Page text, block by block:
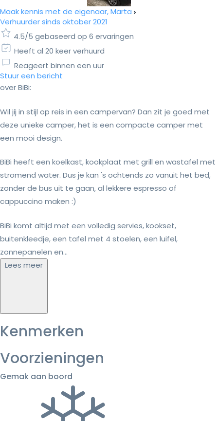
Maak kennis met de eigenaar, Marta
Verhuurder sinds oktober 2021
4.5/5 gebaseerd op 6 ervaringen
Heeft al 20 keer verhuurd
Reageert binnen een uur
Stuur een bericht
over BiBi:
Wil jij in stijl op reis in een campervan? Dan zit je goed met
deze unieke camper, het is een compacte camper met
een mooi design.
BiBi heeft een koelkast, kookplaat met grill en wastafel met
stromend water. Dus je kan 's ochtends zo vanuit het bed,
zonder de bus uit te gaan, al lekkere espresso of
cappuccino maken :)
BiBi komt altijd met een volledig servies, kookset,
buitenkleedje, een tafel met 4 stoelen, een luifel,
zonnepanelen en...
Lees meer
Kenmerken
Voorzieningen
Gemak aan boord